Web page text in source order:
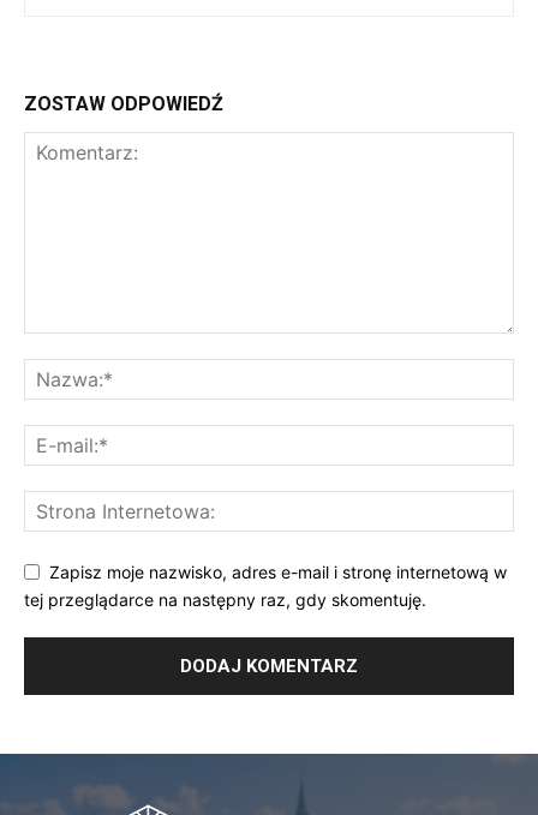
ZOSTAW ODPOWIEDŹ
Zapisz moje nazwisko, adres e-mail i stronę internetową w
tej przeglądarce na następny raz, gdy skomentuję.